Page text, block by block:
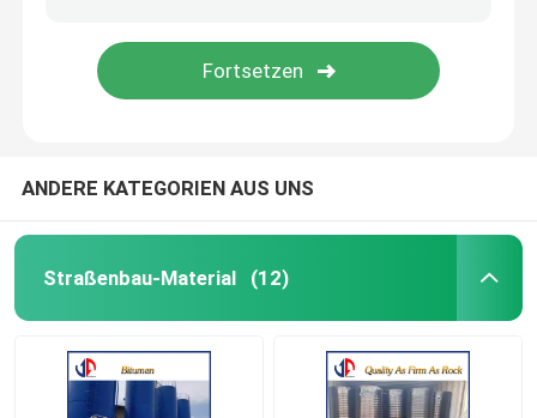
ANDERE KATEGORIEN AUS UNS
Straßenbau-Material (12)